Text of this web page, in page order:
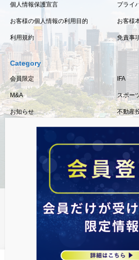
資産・不動産・M&Aまで対応 最新トレン
個人情報保護宣言 プライ
お客様の個人情報の利用目的 お客様
利用規約 免責事
Category
会員限定 IFA
M&A スポー
お知らせ 不動産
相続・
経済情